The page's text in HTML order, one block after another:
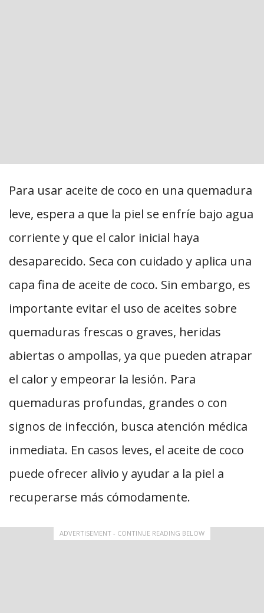
Para usar aceite de coco en una quemadura
leve, espera a que la piel se enfríe bajo agua
corriente y que el calor inicial haya
desaparecido. Seca con cuidado y aplica una
capa fina de aceite de coco. Sin embargo, es
importante evitar el uso de aceites sobre
quemaduras frescas o graves, heridas
abiertas o ampollas, ya que pueden atrapar
el calor y empeorar la lesión. Para
quemaduras profundas, grandes o con
signos de infección, busca atención médica
inmediata. En casos leves, el aceite de coco
puede ofrecer alivio y ayudar a la piel a
recuperarse más cómodamente.
ADVERTISEMENT - CONTINUE READING BELOW